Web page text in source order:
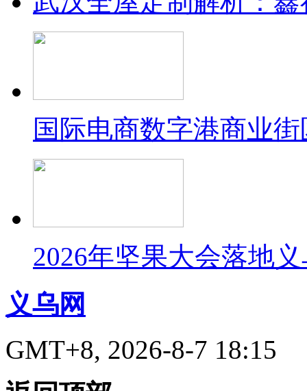
国际电商数字港商业
2026年坚果大会落地
义乌网
GMT+8, 2026-8-7 18:15